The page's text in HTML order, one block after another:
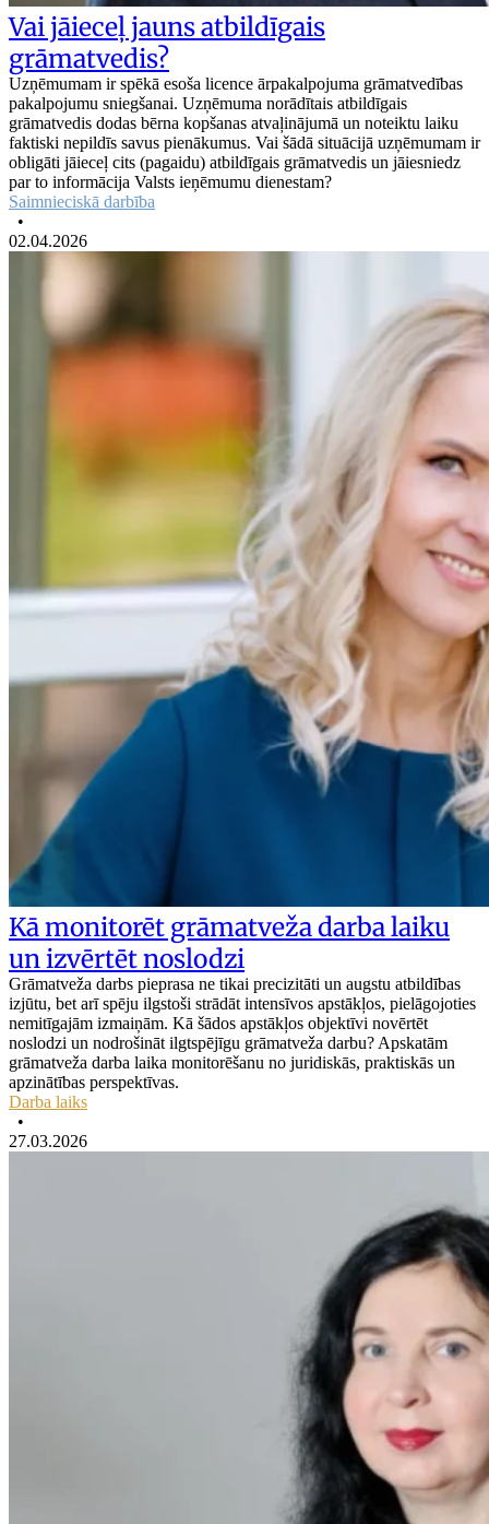
Vai jāieceļ jauns atbildīgais
grāmatvedis?
Uzņēmumam ir spēkā esoša licence ārpakalpojuma grāmatvedības
pakalpojumu sniegšanai. Uzņēmuma norādītais atbildīgais
grāmatvedis dodas bērna kopšanas atvaļinājumā un noteiktu laiku
faktiski nepildīs savus pienākumus. Vai šādā situācijā uzņēmumam ir
obligāti jāieceļ cits (pagaidu) atbildīgais grāmatvedis un jāiesniedz
par to informācija Valsts ieņēmumu dienestam?
Saimnieciskā darbība
•
02.04.2026
Kā monitorēt grāmatveža darba laiku
un izvērtēt noslodzi
Grāmatveža darbs pieprasa ne tikai precizitāti un augstu atbildības
izjūtu, bet arī spēju ilgstoši strādāt intensīvos apstākļos, pielāgojoties
nemitīgajām izmaiņām. Kā šādos apstākļos objektīvi novērtēt
noslodzi un nodrošināt ilgtspējīgu grāmatveža darbu? Apskatām
grāmatveža darba laika monitorēšanu no juridiskās, praktiskās un
apzinātības perspektīvas.
Darba laiks
•
27.03.2026